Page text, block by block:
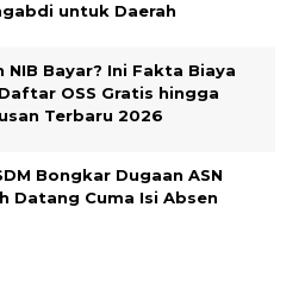
untuk Daerah
NIB Bayar? Ini Fakta Biaya
OSS Gratis hingga
Terbaru 2026
Bongkar Dugaan ASN
Datang Cuma Isi Absen